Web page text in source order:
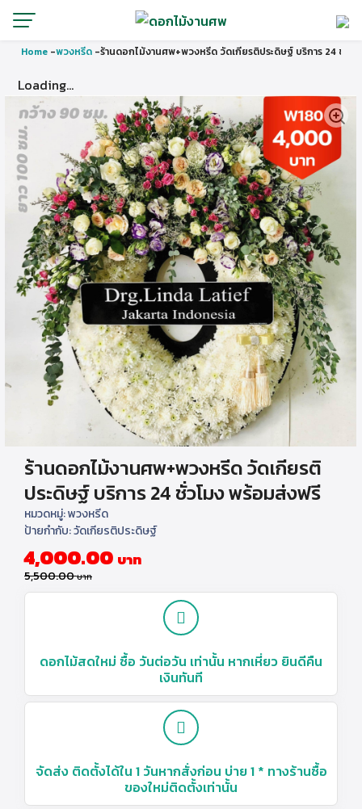
Home -พวงหรีด -ร้านดอกไม้งานศพ+พวงหรีด วัดเกียรติประดิษฐ์ บริการ 24 ชั่วโ
Loading...
🔍
ร้านดอกไม้งานศพ+พวงหรีด วัดเกียรติ
ประดิษฐ์ บริการ 24 ชั่วโมง พร้อมส่งฟรี
หมวดหมู่:พวงหรีด
ป้ายกำกับ:วัดเกียรติประดิษฐ์
5,500.00
4,000.00
ดอกไม้สดใหม่ ซื้อ วันต่อวัน เท่านั้น หากเหี่ยว ยินดีคืน
เงินทันที
จัดส่ง ติดตั้งได้ใน 1 วันหากสั่งก่อน บ่าย 1 * ทางร้านซื้อ
ของใหม่ติดตั้งเท่านั้น